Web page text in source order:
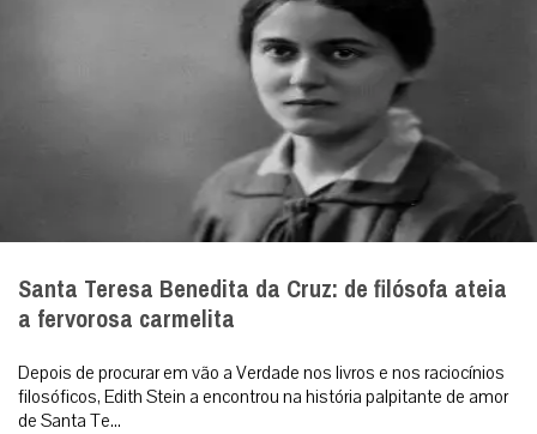
Santa Teresa Benedita da Cruz: de filósofa ateia
a fervorosa carmelita
Depois de procurar em vão a Verdade nos livros e nos raciocínios
filosóficos, Edith Stein a encontrou na história palpitante de amor
de Santa Te...